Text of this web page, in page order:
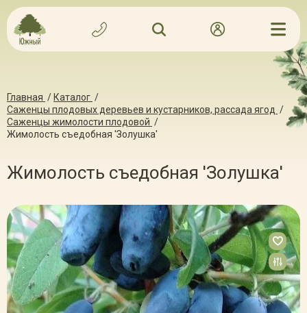
Главная / Каталог /
Саженцы плодовых деревьев и кустарников, рассада ягод /
Саженцы жимолости плодовой /
Жимолость съедобная 'Золушка'
Жимолость съедобная 'Золушка'